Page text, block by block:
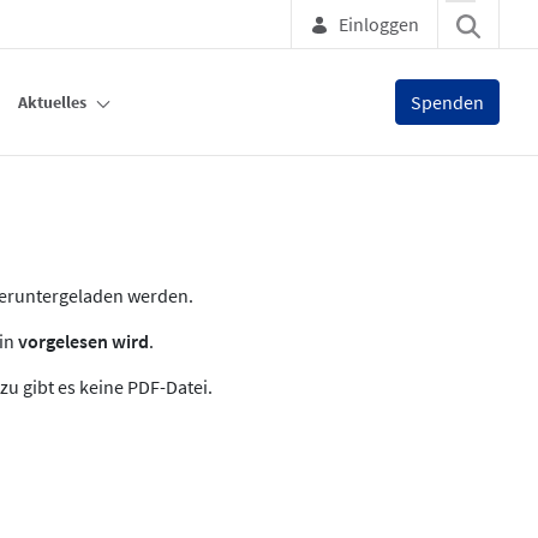
Einloggen
Aktuelles Spenden
werden.
vorgelesen wird.
gibt es keine PDF-Datei.